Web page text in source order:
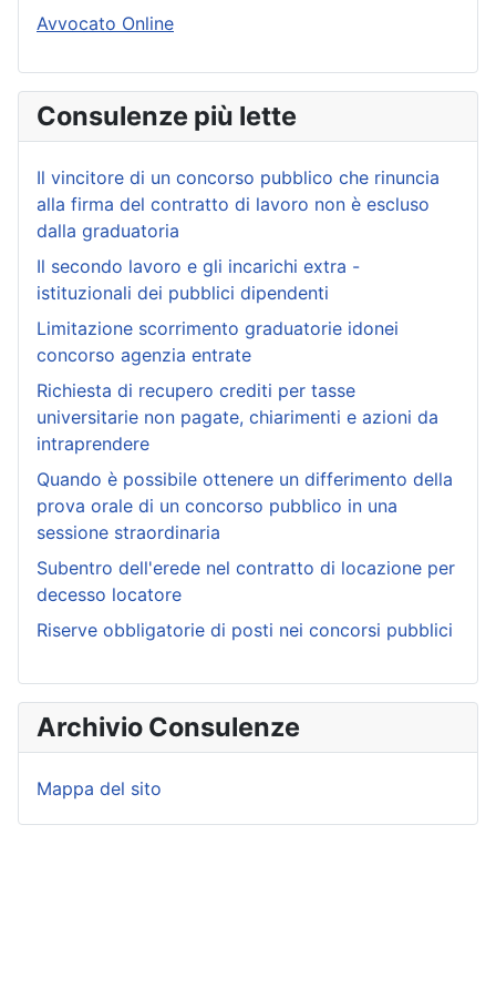
Avvocato Online
Consulenze più lette
Il vincitore di un concorso pubblico che rinuncia
alla firma del contratto di lavoro non è escluso
dalla graduatoria
Il secondo lavoro e gli incarichi extra -
istituzionali dei pubblici dipendenti
Limitazione scorrimento graduatorie idonei
concorso agenzia entrate
Richiesta di recupero crediti per tasse
universitarie non pagate, chiarimenti e azioni da
intraprendere
Quando è possibile ottenere un differimento della
prova orale di un concorso pubblico in una
sessione straordinaria
Subentro dell'erede nel contratto di locazione per
decesso locatore
Riserve obbligatorie di posti nei concorsi pubblici
Archivio Consulenze
Mappa del sito